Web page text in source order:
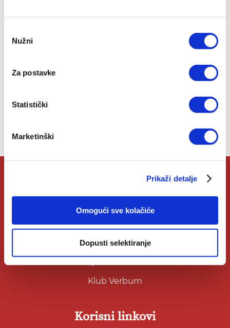
pristanka
Nužni
Za postavke
Statistički
Marketinški
Prikaži detalje
Omogući sve kolačiće
Dopusti selektiranje
Lista želja
Nemate artikala u svojoj listi želja.
O nama
Kontakt
Klub Verbum
Korisni linkovi